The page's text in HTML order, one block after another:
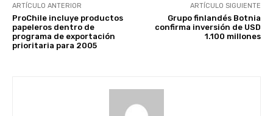
ARTÍCULO ANTERIOR
ProChile incluye productos
papeleros dentro de
programa de exportación
prioritaria para 2005
ARTÍCULO SIGUIENTE
Grupo finlandés Botnia
confirma inversión de USD
1.100 millones